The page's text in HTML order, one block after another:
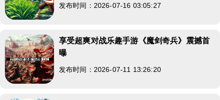
发布时间：2026-07-16 03:05:27
享受超爽对战乐趣手游《魔剑奇兵》震撼首
曝
发布时间：2026-07-11 13:26:20